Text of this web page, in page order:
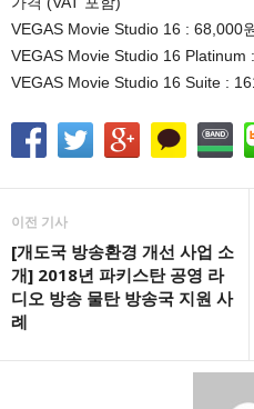
VEGAS Movie Studio 16 : 68,000
VEGAS Movie Studio 16 Platinum
VEGAS Movie Studio 16 Suite :
이전 기사
[개도국 방송환경 개선 사업 소
개] 2018년 파키스탄 공영 라
디오 방송 물탄 방송국 지원 사
례